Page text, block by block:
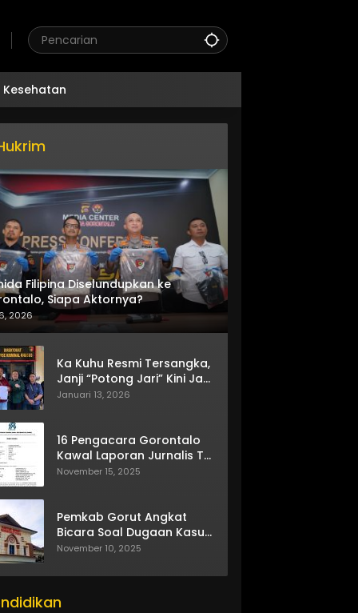
Kesehatan
Filipina Diselundupkan ke
Siapa Aktornya?
2026
Ka Kuhu Resmi Tersangka,
Janji “Potong Jari” Kini Jadi
Bumerang
Januari 13, 2026
16 Pengacara Gorontalo
Kawal Laporan Jurnalis TV
One
November 15, 2025
Pemkab Gorut Angkat
Bicara Soal Dugaan Kasus
Asusila Oknum ASN
November 10, 2025